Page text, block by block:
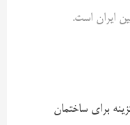
ایران است.
برای ساختمان